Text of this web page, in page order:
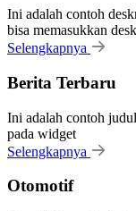
Ini adalah contoh
bisa memasukkan
Selengkapnya
Berita Terbaru
Ini adalah contoh
pada widget
Selengkapnya
Otomotif